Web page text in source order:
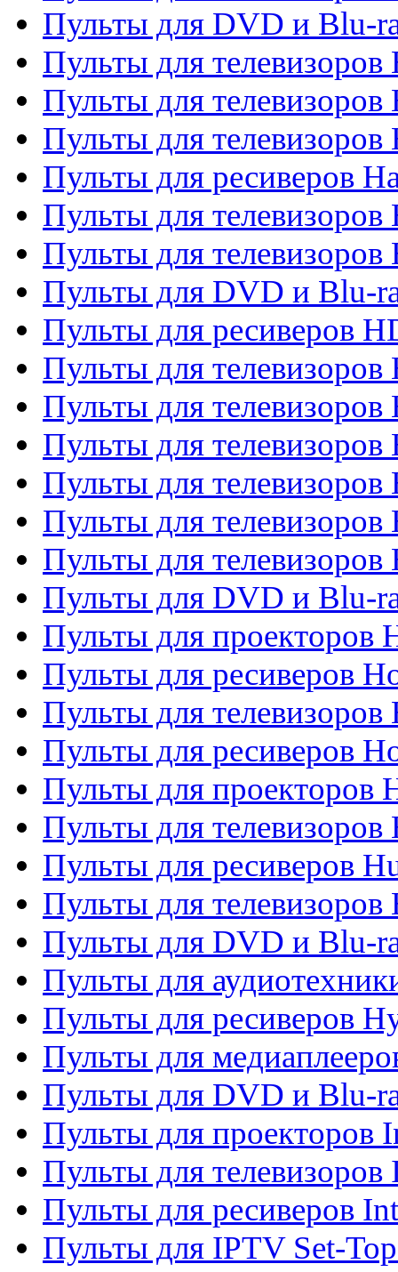
Пульты для DVD и Blu-
Пульты для телевизоров
Пульты для телевизоров
Пульты для
Пульты для ресиверов
Пульты для телевизоров
Пульты для телевизоров
Пульты для DVD и Blu-
Пульты для ресиверов
Пульты для
Пульты для телевизоров
Пульты для телевизоров
Пульты для телевизоров
Пульты для телевизоров
Пульты для телевизоров
Пульты для DVD и Blu-
Пульты для проекторов
Пульты для ресиверов
Пульты для
Пульты для ресиверов
Пульты для проекторов
Пульты для телевизоров
Пульты для ресиверов
Пульты для
Пульты для DVD и Blu-
Пульты для
Пульты для ресиверов
Пульты для
Пульты для DVD и Blu-
Пульты для проекторов
Пульты для
Пульты для ресиверов
Пульты для IPTV Set-